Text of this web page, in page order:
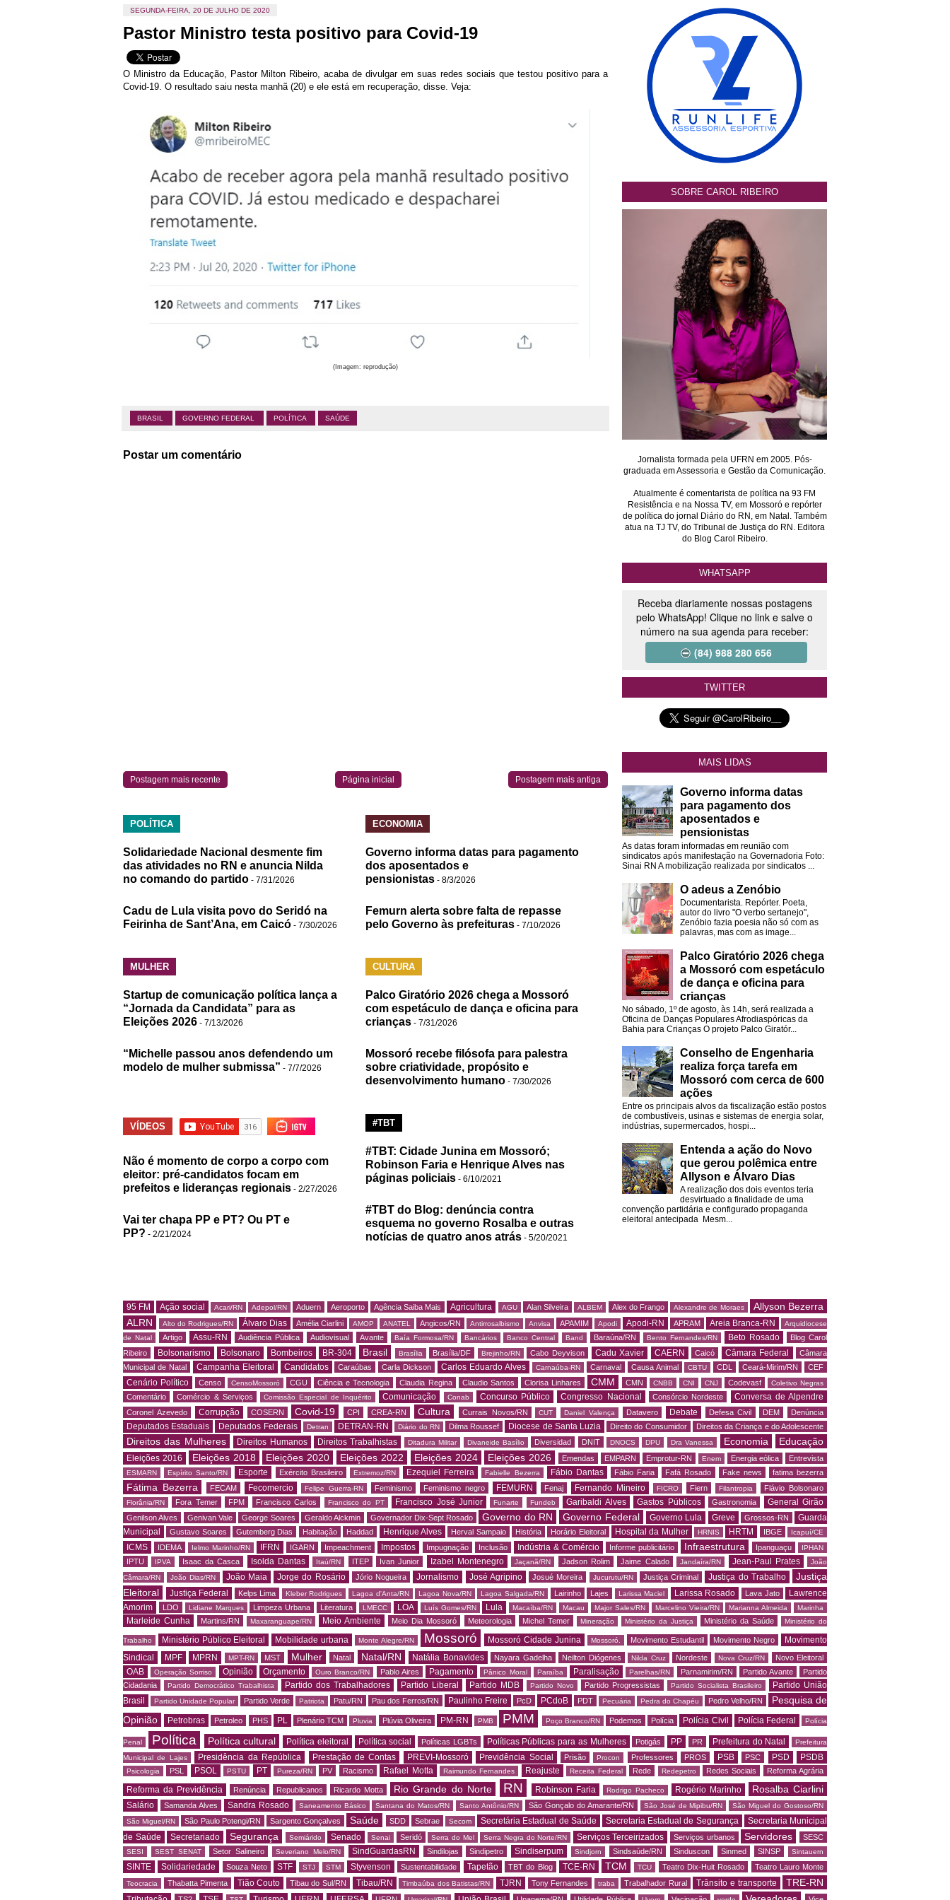
SEGUNDA-FEIRA, 20 DE JULHO DE 2020
Pastor Ministro testa positivo para Covid-19
O Ministro da Educação, Pastor Milton Ribeiro, acaba de divulgar em suas redes sociais que testou positivo para a
Covid-19. O resultado saiu nesta manhã (20) e ele está em recuperação, disse. Veja:
(Imagem: reprodução)
BRASIL GOVERNO FEDERAL POLÍTICA SAÚDE
Postar um comentário
Postagem mais recente Postagem mais antiga
Página inicial
POLÍTICA
Solidariedade Nacional desmente fim
das atividades no RN e anuncia Nilda
no comando do partido - 7/31/2026
Cadu de Lula visita povo do Seridó na
Feirinha de Sant’Ana, em Caicó - 7/30/2026
ECONOMIA
Governo informa datas para pagamento
dos aposentados e
pensionistas - 8/3/2026
Femurn alerta sobre falta de repasse
pelo Governo às prefeituras - 7/10/2026
MULHER
Startup de comunicação política lança a
“Jornada da Candidata” para as
Eleições 2026 - 7/13/2026
“Michelle passou anos defendendo um
modelo de mulher submissa” - 7/7/2026
CULTURA
Palco Giratório 2026 chega a Mossoró
com espetáculo de dança e oficina para
crianças - 7/31/2026
Mossoró recebe filósofa para palestra
sobre criatividade, propósito e
desenvolvimento humano - 7/30/2026
VÍDEOS
Não é momento de corpo a corpo com
eleitor: pré-candidatos focam em
prefeitos e lideranças regionais - 2/27/2026
Vai ter chapa PP e PT? Ou PT e
PP? - 2/21/2024
#TBT
#TBT: Cidade Junina em Mossoró;
Robinson Faria e Henrique Alves nas
páginas policiais - 6/10/2021
#TBT do Blog: denúncia contra
esquema no governo Rosalba e outras
notícias de quatro anos atrás - 5/20/2021
SOBRE CAROL RIBEIRO
Jornalista formada pela UFRN em 2005. Pós-
graduada em Assessoria e Gestão da Comunicação.
Atualmente é comentarista de política na 93 FM
Resistência e na Nossa TV, em Mossoró e repórter
de política do jornal Diário do RN, em Natal. Também
atua na TJ TV, do Tribunal de Justiça do RN. Editora
do Blog Carol Ribeiro.
WHATSAPP
Receba diariamente nossas postagens
pelo WhatsApp! Clique no link e salve o
número na sua agenda para receber:
(84) 988 280 656
TWITTER
MAIS LIDAS
Governo informa datas
para pagamento dos
aposentados e
pensionistas
As datas foram informadas em reunião com
sindicatos após manifestação na Governadoria Foto:
Sinai RN A mobilização realizada por sindicatos ...
O adeus a Zenóbio
Documentarista. Repórter. Poeta,
autor do livro "O verbo sertanejo",
Zenóbio fazia poesia não só com as
palavras, mas com as image...
Palco Giratório 2026 chega
a Mossoró com espetáculo
de dança e oficina para
crianças
No sábado, 1º de agosto, às 14h, será realizada a
Oficina de Danças Populares Afrodiaspóricas da
Bahia para Crianças O projeto Palco Giratór...
Conselho de Engenharia
realiza força tarefa em
Mossoró com cerca de 600
ações
Entre os principais alvos da fiscalização estão postos
de combustíveis, usinas e sistemas de energia solar,
indústrias, supermercados, hospi...
Entenda a ação do Novo
que gerou polêmica entre
Allyson e Álvaro Dias
A realização dos dois eventos teria
desvirtuado a finalidade de uma
convenção partidária e configurado propaganda
eleitoral antecipada Mesm...
95 FM Ação social Acari/RN Adepol/RN Aduern Aeroporto Agência Saiba Mais Agricultura AGU Alan Silveira ALBEM Alex do Frango Alexandre de Moraes
Allyson Bezerra
ALRN
Alto do Rodrigues/RN Álvaro Dias Amélia Ciarlini AMOP ANATEL Angicos/RN Antirrosalbismo Anvisa APAMIM Apodi Apodi-RN APRAM Areia Branca-RN
Arquidiocese
de Natal
Artigo Assu-RN Audiência Pública Audiovisual Avante Baía Formosa/RN Bancários Banco Central Band Baraúna/RN Bento Fernandes/RN Beto Rosado
Blog Carol
Ribeiro
Bolsonarismo Bolsonaro Bombeiros BR-304 Brasil Brasília Brasília/DF Brejinho/RN Cabo Deyvison Cadu Xavier CAERN Caicó Câmara Federal
Câmara
Municipal de Natal
Campanha Eleitoral Candidatos Caraúbas Carla Dickson Carlos Eduardo Alves Carnaúba-RN Carnaval Causa Animal CBTU CDL Ceará-Mirim/RN CEF
Cenário Político Censo CensoMossoró CGU Ciência e Tecnologia Claudia Regina Claudio Santos Clorisa Linhares CMM CMN CNBB CNI CNJ Codevasf Coletivo Negras
Comentário Comércio & Serviços Comissão Especial de Inquérito Comunicação Conab Concurso Público Congresso Nacional Consórcio Nordeste Conversa de Alpendre
Coronel Azevedo Corrupção COSERN Covid-19 CPI CREA-RN Cultura Currais Novos/RN CUT Daniel Valença Datavero Debate Defesa Civil DEM Denúncia
Deputados Estaduais Deputados Federais Detran DETRAN-RN Diário do RN Dilma Roussef Diocese de Santa Luzia Direito do Consumidor Direitos da Criança e do Adolescente
Direitos das Mulheres Direitos Humanos Direitos Trabalhistas Ditadura Militar Divaneide Basílio Diversidad DNIT DNOCS DPU Dra Vanessa Economia Educação
Eleições 2016 Eleições 2018 Eleições 2020 Eleições 2022 Eleições 2024 Eleições 2026 Emendas EMPARN Emprotur-RN Enem Energia eólica Entrevista
ESMARN Espírito Santo/RN Esporte Exército Brasileiro Extremoz/RN Ezequiel Ferreira Fabielle Bezerra Fábio Dantas Fábio Faria Fafá Rosado Fake news fatima bezerra
Fátima Bezerra FECAM Fecomercio Felipe Guerra-RN Feminismo Feminismo negro FEMURN Fenaj Fernando Mineiro FICRO Fiern Filantropia Flávio Bolsonaro
Florânia/RN Fora Temer FPM Francisco Carlos Francisco do PT Francisco José Junior Funarte Fundeb Garibaldi Alves Gastos Públicos Gastronomia General Girão
Genilson Alves Genivan Vale George Soares Geraldo Alckmin Governador Dix-Sept Rosado Governo do RN Governo Federal Governo Lula Greve Grossos-RN
Guarda
Municipal
Gustavo Soares Gutemberg Dias Habitação Haddad Henrique Alves Herval Sampaio História Horário Eleitoral Hospital da Mulher HRNIS HRTM IBGE Icapuí/CE
ICMS IDEMA Ielmo Marinho/RN IFRN IGARN Impeachment Impostos Impugnação Inclusão Indústria & Comércio Informe publicitário Infraestrutura Ipanguaçu IPHAN
IPTU IPVA Isaac da Casca Isolda Dantas Itaú/RN ITEP Ivan Junior Izabel Montenegro Jaçanã/RN Jadson Rolim Jaime Calado Jandaíra/RN Jean-Paul Prates
João
Câmara/RN
João Dias/RN João Maia Jorge do Rosário Jório Nogueira Jornalismo José Agripino Josué Moreira Jucurutu/RN Justiça Criminal Justiça do Trabalho
Justiça
Eleitoral
Justiça Federal Kelps Lima Kleber Rodrigues Lagoa d'Anta/RN Lagoa Nova/RN Lagoa Salgada/RN Lairinho Lajes Larissa Maciel Larissa Rosado Lava Jato
Lawrence
Amorim
LDO Lidiane Marques Limpeza Urbana Literatura LMECC LOA Luís Gomes/RN Lula Macaíba/RN Macau Major Sales/RN Marcelino Vieira/RN Marianna Almeida Marinha
Marleide Cunha Martins/RN Maxaranguape/RN Meio Ambiente Meio Dia Mossoró Meteorologia Michel Temer Mineração Ministério da Justiça Ministério da Saúde Ministério do
Trabalho Ministério Público Eleitoral Mobilidade urbana Monte Alegre/RN Mossoró Mossoró Cidade Junina Mossoró. Movimento Estudantil Movimento Negro
Movimento
Sindical
MPF MPRN MPT-RN MST Mulher Natal Natal/RN Natália Bonavides Nayara Gadelha Neilton Diógenes Nilda Cruz Nordeste Nova Cruz/RN Novo Eleitoral
OAB Operação Sorriso Opinião Orçamento Ouro Branco/RN Pablo Aires Pagamento Pânico Moral Paraíba Paralisação Parelhas/RN Parnamirim/RN Partido Avante
Partido
Cidadania
Partido Democrático Trabalhista Partido dos Trabalhadores Partido Liberal Partido MDB Partido Novo Partido Progressistas Partido Socialista Brasileiro
Partido União
Brasil
Partido Unidade Popular Partido Verde Patriota Patu/RN Pau dos Ferros/RN Paulinho Freire PcD PCdoB PDT Pecuária Pedra do Chapéu Pedro Velho/RN
Pesquisa de
Opinião
Petrobras Petroleo PHS PL Plenário TCM Pluvia Plúvia Oliveira PM-RN PMB PMM Poço Branco/RN Podemos Polícia Polícia Civil Polícia Federal Polícia
Penal Política Política cultural Política eleitoral Política social Políticas LGBTs Políticas Públicas para as Mulheres Potigás PP PR Prefeitura do Natal
Prefeitura
Municipal de Lajes
Presidência da República Prestação de Contas PREVI-Mossoró Previdência Social Prisão Procon Professores PROS PSB PSC PSD PSDB
Psicologia PSL PSOL PSTU PT Pureza/RN PV Racismo Rafael Motta Raimundo Fernandes Reajuste Receita Federal Rede Redepetro Redes Sociais Reforma Agrária
Reforma da Previdência Renúncia Republicanos Ricardo Motta Rio Grande do Norte RN Robinson Faria Rodrigo Pacheco Rogério Marinho Rosalba Ciarlini
Salário Samanda Alves Sandra Rosado Saneamento Básico Santana do Matos/RN Santo Antônio/RN São Gonçalo do Amarante/RN São José de Mipibu/RN
São Miguel do Gostoso/RN
São Miguel/RN
São Paulo Potengi/RN Sargento Gonçalves Saúde SDD Sebrae Secom Secretária Estadual de Saúde Secretaria Estadual de Segurança
Secretaria Municipal
de Saúde
Secretariado Segurança Semiárido Senado Senai Seridó Serra do Mel Serra Negra do Norte/RN Serviços Terceirizados Serviços urbanos Servidores SESC
SESI SEST SENAT Setor Salineiro Severiano Melo/RN SindGuardasRN Sindilojas Sindipetro Sindiserpum Sindjorn Sindsaúde/RN Sinduscon Sinmed SINSP Sintauern
SINTE Solidariedade Souza Neto STF STJ STM Styvenson Sustentabilidade Tapetão TBT do Blog TCE-RN TCM TCU Teatro Dix-Huit Rosado Teatro Lauro Monte
Teocracia Thabatta Pimenta Tião Couto Tibau do Sul/RN Tibau/RN Timbaúba dos Batistas/RN TJRN Tony Fernandes traba Trabalhador Rural Trânsito e transporte TRE-RN